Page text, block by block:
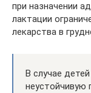
при назначении
лактации
лекарства в
В случае
неустойчивую